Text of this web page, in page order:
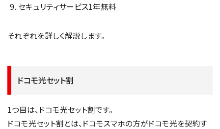
セキュリティサービス1年無料
それぞれを詳しく解説します。
ドコモ光セット割
1つ目は、ドコモ光セット割です。
ドコモ光セット割とは、ドコモスマホの方がドコモ光を契約す